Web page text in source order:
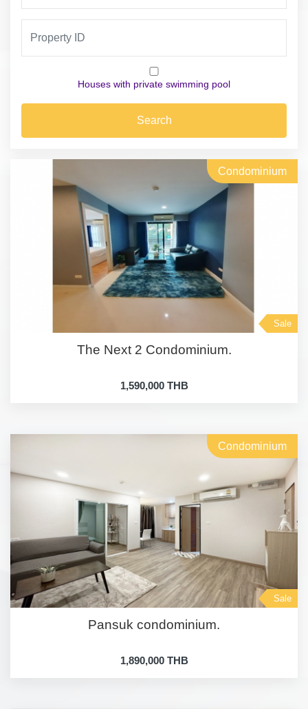
Houses with private swimming pool
Search
Condominium
Sale
The Next 2 Condominium.
1,590,000 THB
Condominium
Sale
Pansuk condominium.
1,890,000 THB